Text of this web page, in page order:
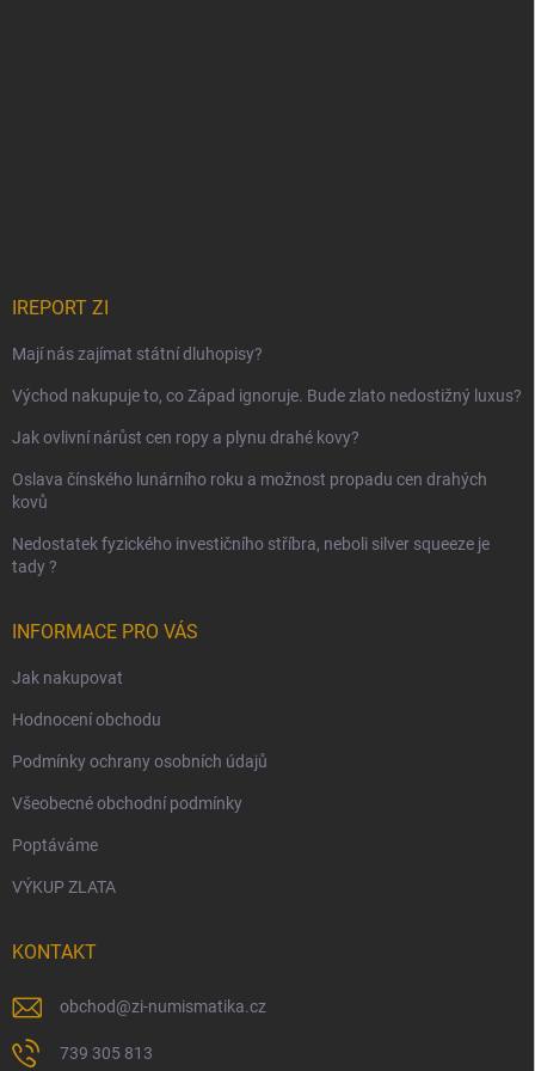
IREPORT ZI
Mají nás zajímat státní dluhopisy?
Východ nakupuje to, co Západ ignoruje. Bude zlato nedostižný luxus?
Jak ovlivní nárůst cen ropy a plynu drahé kovy?
Oslava čínského lunárního roku a možnost propadu cen drahých
kovů
Nedostatek fyzického investičního stříbra, neboli silver squeeze je
tady ?
INFORMACE PRO VÁS
Jak nakupovat
Hodnocení obchodu
Podmínky ochrany osobních údajů
Všeobecné obchodní podmínky
Poptáváme
VÝKUP ZLATA
KONTAKT
obchod@zi-numismatika.cz
739 305 813